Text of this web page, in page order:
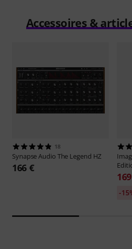
Accessoires &
18
Synapse Audio The Legend HZ
166 €
-